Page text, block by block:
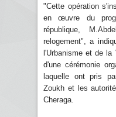
"Cette opération
en œuvre du
république,
relogement", a
l'Urbanisme et de la
d'une cérémonie
laquelle ont pris
Zoukh et les
Cheraga.